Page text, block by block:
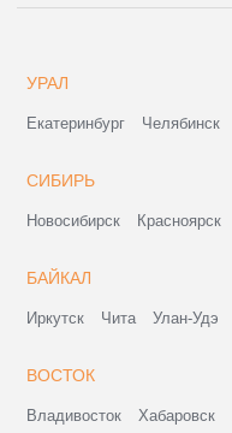
УРАЛ
Екатеринбург Челябинск
СИБИРЬ
Новосибирск Красноярск
БАЙКАЛ
Иркутск Чита Улан-Удэ
ВОСТОК
Владивосток Хабаровск